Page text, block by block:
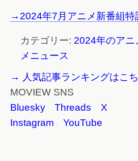
→2024年7月アニメ新番組特
カテゴリー: 2024年のアニ
メニュース
→ 人気記事ランキングはこ
MOVIEW SNS
Bluesky
Threads
X
Instagram
YouTube